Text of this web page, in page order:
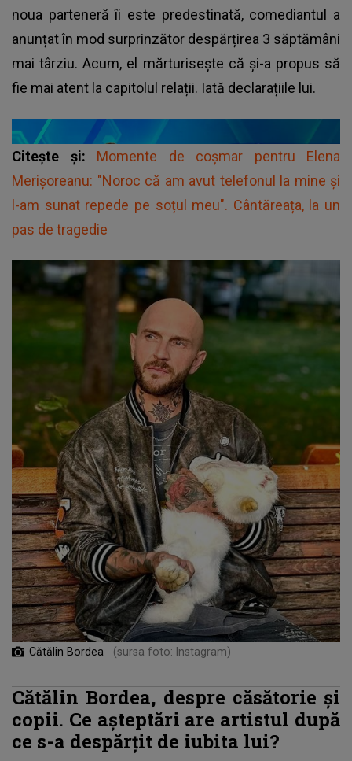
noua parteneră îi este predestinată, comediantul a
anunțat în mod surprinzător despărțirea 3 săptămâni
mai târziu. Acum, el mărturisește că și-a propus să
fie mai atent la capitolul relații. Iată declarațiile lui.
Citește și: Momente de coșmar pentru Elena
Merișoreanu: "Noroc că am avut telefonul la mine și
l-am sunat repede pe soțul meu". Cântăreața, la un
pas de tragedie
Cătălin Bordea (sursa foto: Instagram)
Cătălin Bordea, despre căsătorie și
copii. Ce așteptări are artistul după
ce s-a despărțit de iubita lui?